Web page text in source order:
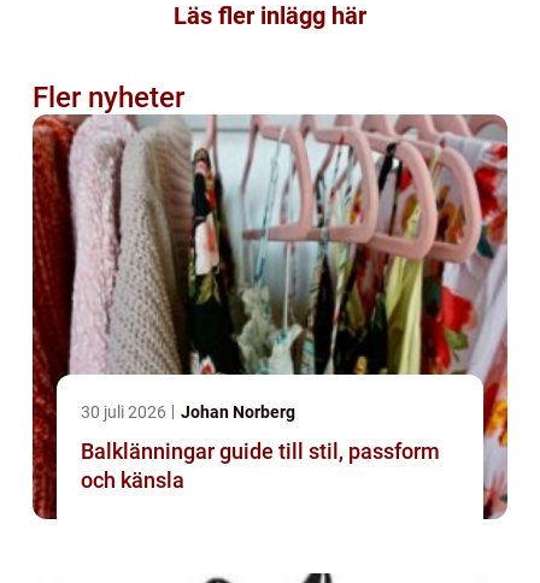
Läs fler inlägg här
Fler nyheter
30 juli 2026 Johan Norberg
Balklänningar guide till stil, passform
och känsla